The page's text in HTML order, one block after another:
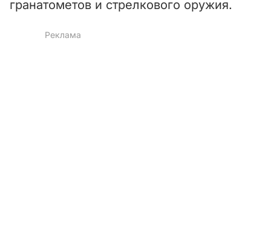
гранатометов и стрелкового оружия.